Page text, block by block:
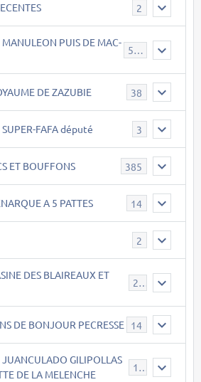
2
MANULEON PUIS DE MAC-
543
DE ZAZUBIE 38
SUPER-FAFA député 3
ET BOUFFONS 385
A 5 PATTES 14
2
DES BLAIREAUX ET
21
DE BONJOUR PECRESSE 14
JUANCULADO GILIPOLLAS
DE LA MELENCHE
119